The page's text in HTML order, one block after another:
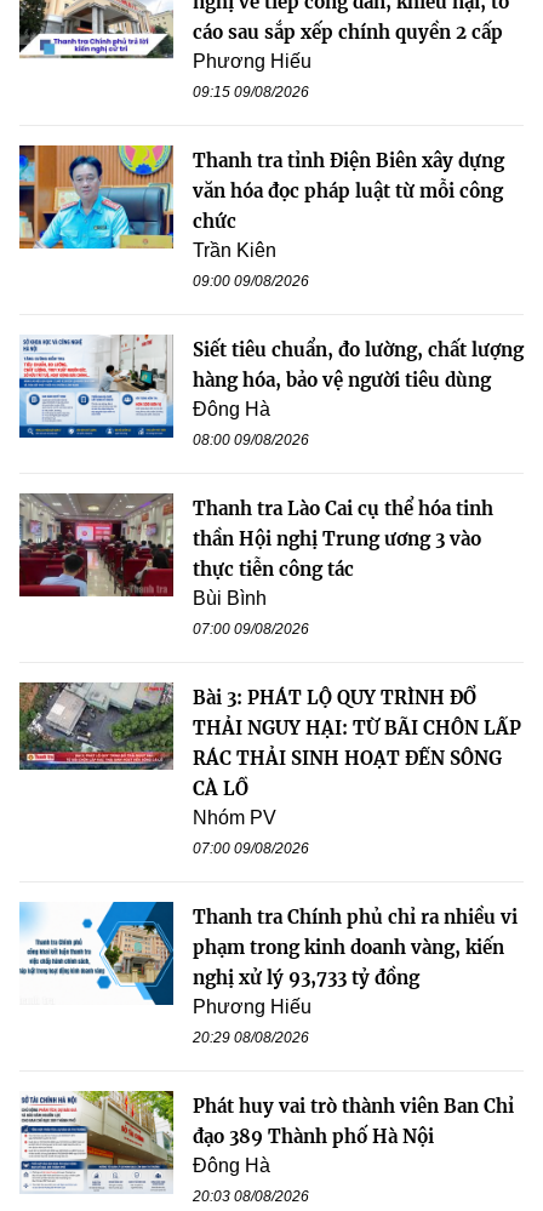
cáo sau sắp xếp chính quyền 2 cấp
Phương Hiếu
09:15 09/08/2026
Thanh tra tỉnh Điện Biên xây dựng
văn hóa đọc pháp luật từ mỗi công
chức
Trần Kiên
09:00 09/08/2026
Siết tiêu chuẩn, đo lường, chất lượng
hàng hóa, bảo vệ người tiêu dùng
Đông Hà
08:00 09/08/2026
Thanh tra Lào Cai cụ thể hóa tinh
thần Hội nghị Trung ương 3 vào
thực tiễn công tác
Bùi Bình
07:00 09/08/2026
Bài 3: PHÁT LỘ QUY TRÌNH ĐỔ
THẢI NGUY HẠI: TỪ BÃI CHÔN LẤP
RÁC THẢI SINH HOẠT ĐẾN SÔNG
CÀ LỒ
Nhóm PV
07:00 09/08/2026
Thanh tra Chính phủ chỉ ra nhiều vi
phạm trong kinh doanh vàng, kiến
nghị xử lý 93,733 tỷ đồng
Phương Hiếu
20:29 08/08/2026
Phát huy vai trò thành viên Ban Chỉ
đạo 389 Thành phố Hà Nội
Đông Hà
20:03 08/08/2026